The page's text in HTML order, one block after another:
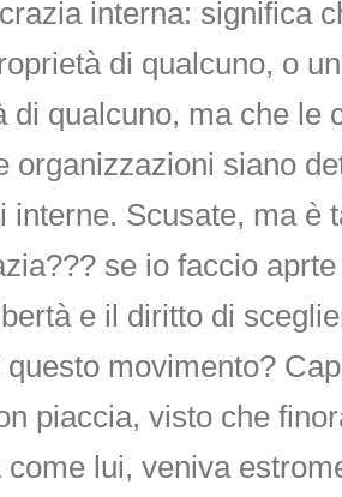
interna: significa
di qualcuno, o
di qualcuno, ma che le
organizzazioni siano
interne. Scusate, ma è
se io faccio
e il diritto di
movimento?
piaccia, visto che
come lui, veniva